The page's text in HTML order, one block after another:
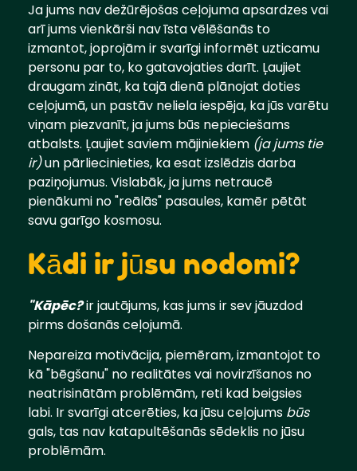
Ja jums nav dežūrējošas ceļojuma apsardzes vai
arī jums vienkārši nav īsta vēlēšanās to
izmantot, joprojām ir svarīgi informēt uzticamu
personu par to, ko gatavojaties darīt. Ļaujiet
draugam zināt, ka tajā dienā plānojat doties
ceļojumā, un pastāv neliela iespēja, ka jūs varētu
viņam piezvanīt, ja jums būs nepieciešams
atbalsts. Ļaujiet saviem mājiniekiem (ja jums tie
ir)un pārliecinieties, ka esat izslēdzis darba
paziņojumus. Vislabāk, ja jums netraucē
pienākumi no "reālās" pasaules, kamēr pētāt
savu garīgo kosmosu.
Kādi ir jūsu nodomi?
"Kāpēc?ir jautājums, kas jums ir sev jāuzdod
pirms došanās ceļojumā.
Nepareiza motivācija, piemēram, izmantojot to
kā "bēgšanu" no realitātes vai novirzīšanos no
neatrisinātām problēmām, reti kad beigsies
labi. Ir svarīgi atcerēties, ka jūsu ceļojums būs
gals, tas nav katapultēšanās sēdeklis no jūsu
problēmām.